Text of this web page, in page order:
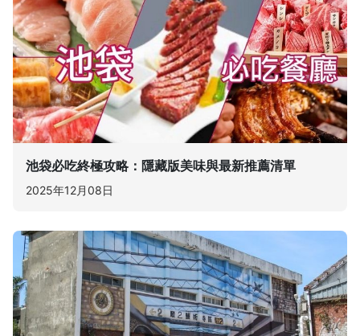
池袋必吃終極攻略：隱藏版美味與最新推薦清單
2025年12月08日